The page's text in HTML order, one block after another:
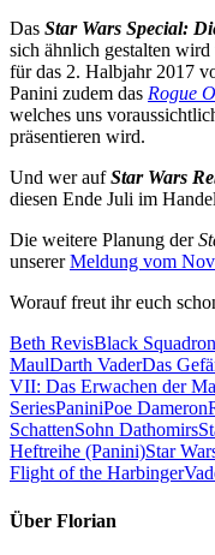
Das Star Wars Special:
sich ähnlich gestalten wird
für das 2. Halbjahr 2017
Panini zudem das Rogue
welches uns
präsentieren wird.
Und wer aufStar Wars
diesen Ende Juli im
Die weitere Planung der
unsererMeldung vom
Worauf freut ihr euch
Beth RevisBlack Squadron
MaulDarth VaderDas
VII: Das Erwachen der
SeriesPaniniPoe Dameron
SchattenSohn Dathomirs
Heftreihe (Panini)Star
Flight of the Harbinger
Über Florian